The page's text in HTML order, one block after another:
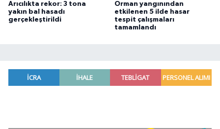
Arıcılıkta rekor: 3 tona
yakın bal hasadı
gerçekleştirildi
Orman yangınından
etkilenen 5 ilde hasar
tespit çalışmaları
tamamlandı